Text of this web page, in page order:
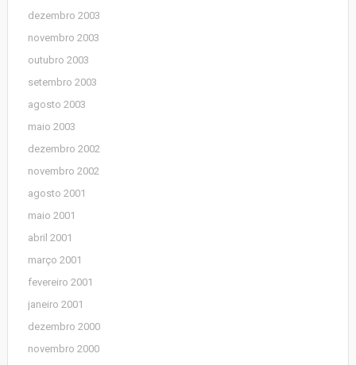
dezembro 2003
novembro 2003
outubro 2003
setembro 2003
agosto 2003
maio 2003
dezembro 2002
novembro 2002
agosto 2001
maio 2001
abril 2001
março 2001
fevereiro 2001
janeiro 2001
dezembro 2000
novembro 2000